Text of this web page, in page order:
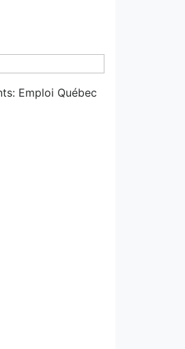
Emploi Québec